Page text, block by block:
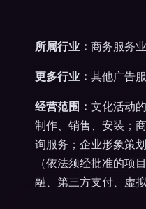
所属行业： 商务服务业
更多行业： 其他广告
经营范围： 文化活动
制作、销售、安装；
询服务；企业形象策
（依法须经批准的
融、第三方支付、虚